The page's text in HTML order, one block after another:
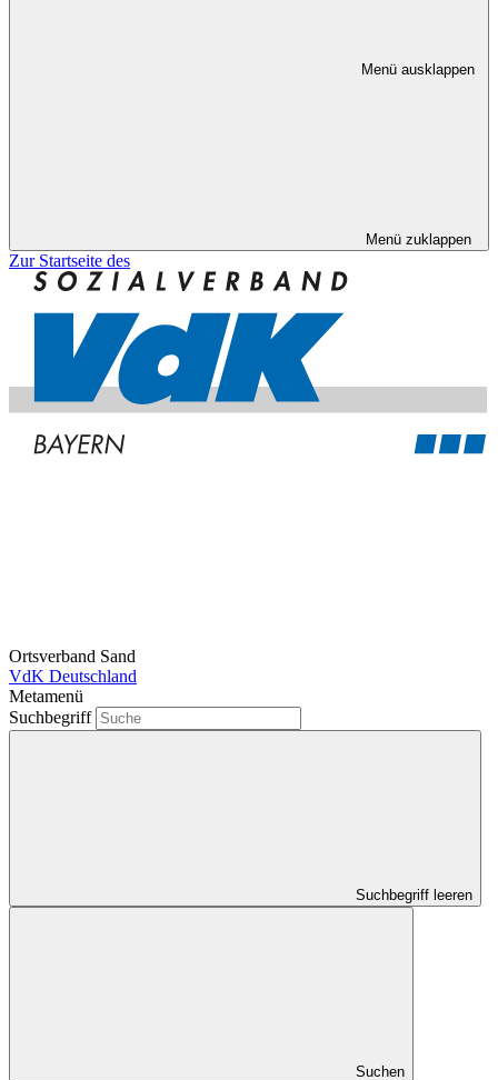
Menü ausklappen
Menü zuklappen
Zur Startseite des
Ortsverband Sand
VdK Deutschland
Metamenü
Suchbegriff
Suchbegriff leeren
Suchen